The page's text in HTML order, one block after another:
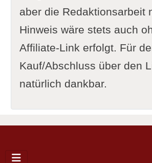
aber die Redaktionsarbeit
Hinweis wäre stets auch
Affiliate-Link erfolgt. Für
Kauf/Abschluss über den
natürlich dankbar.